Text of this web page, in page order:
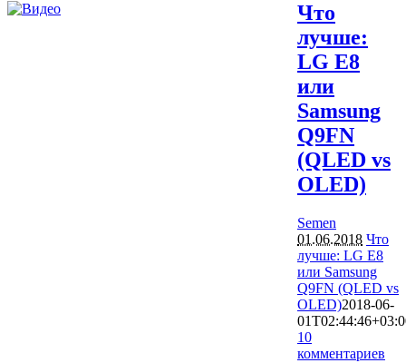
Что
лучше:
LG E8
или
Samsung
Q9FN
(QLED vs
OLED)
Semen
01.06.2018 Что
лучше: LG E8
или Samsung
Q9FN (QLED vs
OLED)2018-06-
10
комментариев